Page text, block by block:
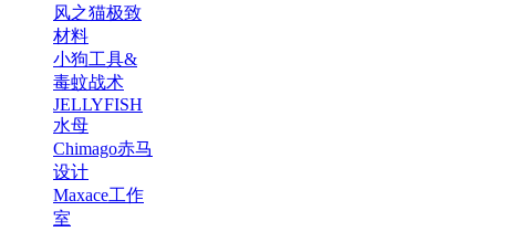
风之猫极致
材料
小狗工具&
毒蚊战术
JELLYFISH
水母
Chimago赤马
设计
Maxace工作
室